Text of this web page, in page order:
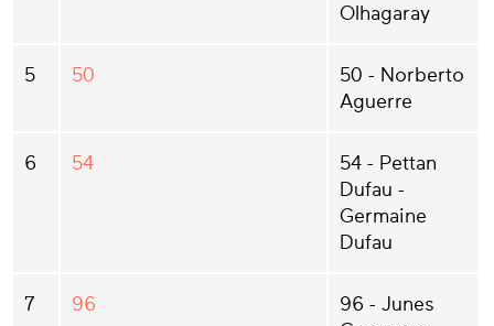
Olhagaray
5 50
50 - Norberto
Aguerre
6 54
54 - Pettan
Dufau -
Germaine
Dufau
7 96
96 - Junes